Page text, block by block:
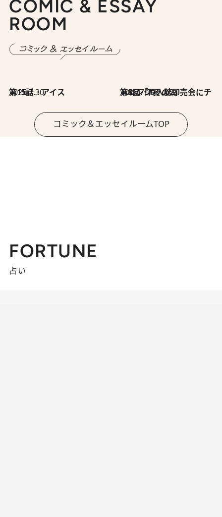
COMIC & ESSAY
ROOM
2026.7.30
第15話 アイス 2026.7.30
第8回「同人誌即売会にチャレンジ その2」
コミック＆エッセイルームTOP
FORTUNE
占い